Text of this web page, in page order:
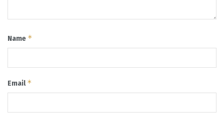
Name *
Email*